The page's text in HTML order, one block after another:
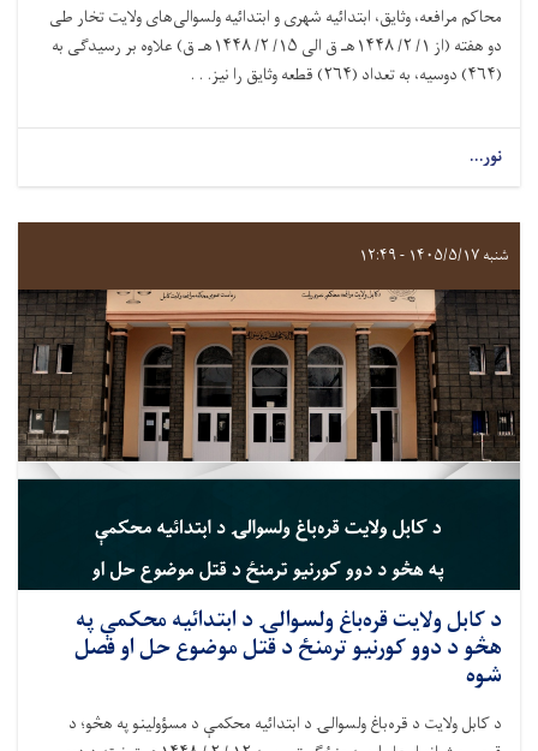
محاکم مرافعه، وثايق، ابتدائیه شهرى و ابتدائیه ولسوالى‌های ولایت تخار طی
دو هفته (از ۱/ ۲/ ۱۴۴۸هـ ق الى ۱۵/ ۲/ ۱۴۴۸هـ ق) علاوه بر رسيدگی به
(۴۶۴) دوسیه، به تعداد (۲۶۴) قطعه وثایق را نیز. . .
نور...
شنبه ۱۴۰۵/۵/۱۷ - ۱۲:۴۹
د کابل ولايت قره‌باغ ولسوالۍ د ابتدائیه محکمې په
هڅو د دوو کورنیو ترمنځ د قتل موضوع حل او فصل
شوه
د کابل ولایت د قره‌باغ ولسوالۍ د ابتدائیه محکمې د مسؤولینو په هڅو؛ د